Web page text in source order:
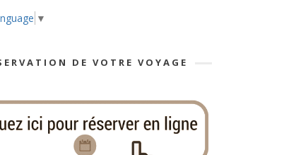
▼
DE VOTRE VOYAGE